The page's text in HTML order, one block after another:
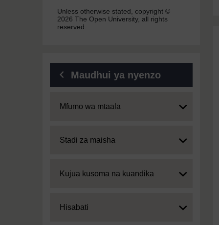
Unless otherwise stated, copyright ©
2026 The Open University, all rights
reserved.
Maudhui ya nyenzo
Expand
Mfumo wa mtaala
Expand
Stadi za maisha
Expand
Kujua kusoma na kuandika
Expand
Hisabati